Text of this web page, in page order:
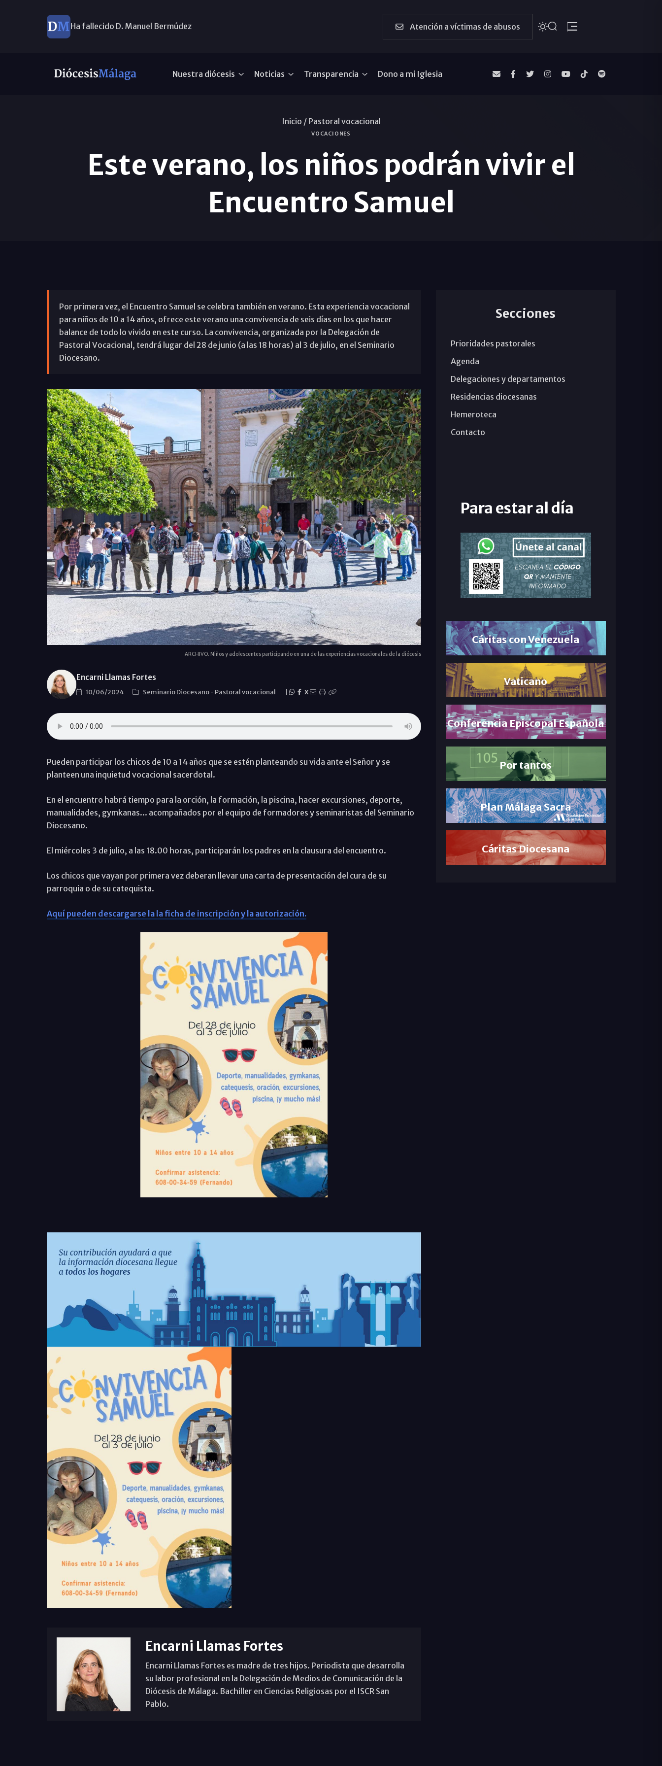
Ha fallecido D. Manuel Bermúdez Atención a víctimas de abusos
Nuestra diócesis Noticias Transparencia Dono a mi Iglesia
Inicio / Pastoral vocacional
VOCACIONES
Este verano, los niños podrán vivir el
Encuentro Samuel
Por primera vez, el Encuentro Samuel se celebra también en verano. Esta experiencia vocacional
para niños de 10 a 14 años, ofrece este verano una convivencia de seis días en los que hacer
balance de todo lo vivido en este curso. La convivencia, organizada por la Delegación de
Pastoral Vocacional, tendrá lugar del 28 de junio (a las 18 horas) al 3 de julio, en el Seminario
Diocesano.
ARCHIVO. Niños y adolescentes participando en una de las experiencias vocacionales de la diócesis
Encarni Llamas Fortes
10/06/2024 Seminario Diocesano- Pastoral vocacional X
Pueden participar los chicos de 10 a 14 años que se estén planteando su vida ante el Señor y se
planteen una inquietud vocacional sacerdotal.
En el encuentro habrá tiempo para la orción, la formación, la piscina, hacer excursiones, deporte,
manualidades, gymkanas... acompañados por el equipo de formadores y seminaristas del Seminario
Diocesano.
El miércoles 3 de julio, a las 18.00 horas, participarán los padres en la clausura del encuentro.
Los chicos que vayan por primera vez deberan llevar una carta de presentación del cura de su
parroquia o de su catequista.
Aquí pueden descargarse la la ficha de inscripción y la autorización.
Encarni Llamas Fortes
Encarni Llamas Fortes es madre de tres hijos. Periodista que desarrolla
su labor profesional en la Delegación de Medios de Comunicación de la
Diócesis de Málaga. Bachiller en Ciencias Religiosas por el ISCR San
Pablo.
Secciones
Prioridades pastorales
Agenda
Delegaciones y departamentos
Residencias diocesanas
Hemeroteca
Contacto
Para estar al día
Cáritas con Venezuela
Vaticano
Conferencia Episcopal Española
Por tantos
Plan Málaga Sacra
Cáritas Diocesana